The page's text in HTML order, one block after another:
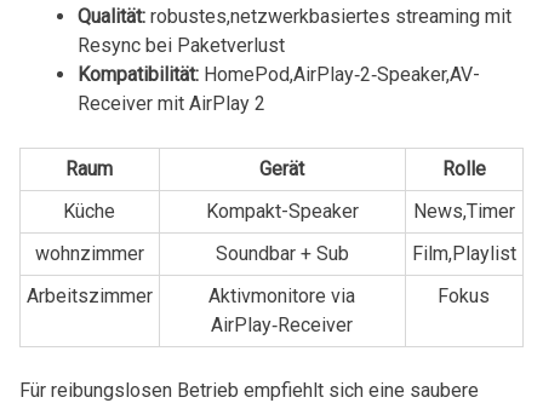
Qualität:robustes,netzwerkbasiertes streaming mit
Resync bei Paketverlust
Kompatibilität:HomePod,AirPlay‑2‑Speaker,AV-
Receiver ⁤mit AirPlay 2
Raum Gerät
Rolle
Küche
Kompakt-Speaker
News,Timer
wohnzimmer
Soundbar⁢ + ​Sub
Film,Playlist
Arbeitszimmer
Aktivmonitore via
AirPlay‑Receiver
Fokus
Für reibungslosen Betrieb​ empfiehlt sich eine​ saubere